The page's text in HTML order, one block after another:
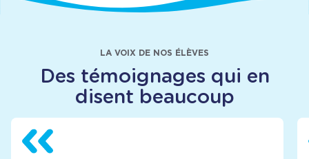
LA VOIX DE NOS ÉLÈVES
Des témoignages qui en
disent beaucoup